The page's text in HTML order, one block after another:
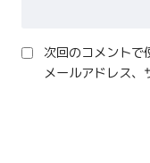
次回のコメントで
メールアドレス、